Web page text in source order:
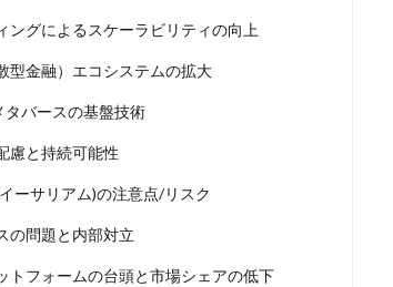
ングによるスケーラビリティの向上
型金融）エコシステムの拡大
タバースの基盤技術
慮と持続可能性
ーサリアム)の注意点/リスク
の問題と内部対立
トフォームの台頭と市場シェアの低下